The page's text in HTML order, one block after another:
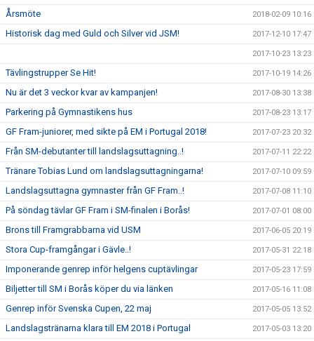
Årsmöte 2018-02-09 10:16
Historisk dag med Guld och Silver vid JSM! 2017-12-10 17:47
2017-10-23 13:23
Tävlingstrupper Se Hit! 2017-10-19 14:26
Nu är det 3 veckor kvar av kampanjen! 2017-08-30 13:38
Parkering på Gymnastikens hus 2017-08-23 13:17
GF Fram-juniorer, med sikte på EM i Portugal 2018! 2017-07-23 20:32
Från SM-debutanter till landslagsuttagning..! 2017-07-11 22:22
Tränare Tobias Lund om landslagsuttagningarna! 2017-07-10 09:59
Landslagsuttagna gymnaster från GF Fram..! 2017-07-08 11:10
På söndag tävlar GF Fram i SM-finalen i Borås! 2017-07-01 08:00
Brons till Framgrabbarna vid USM 2017-06-05 20:19
Stora Cup-framgångar i Gävle..! 2017-05-31 22:18
Imponerande genrep inför helgens cuptävlingar 2017-05-23 17:59
Biljetter till SM i Borås köper du via länken 2017-05-16 11:08
Genrep inför Svenska Cupen, 22 maj 2017-05-05 13:52
Landslagstränarna klara till EM 2018 i Portugal 2017-05-03 13:20